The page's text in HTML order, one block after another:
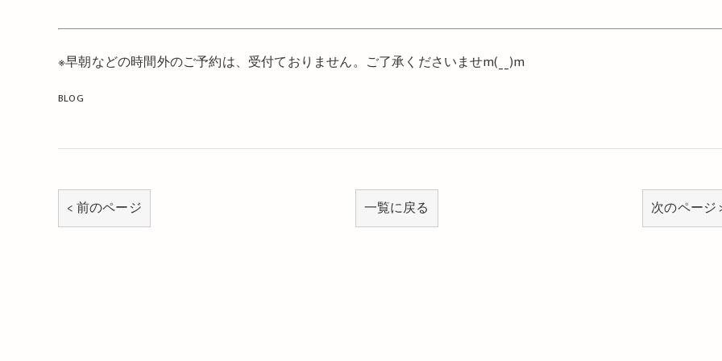
※早朝などの時間外のご予約は、受付ておりません。ご了承くださいませm( )m
BLOG
< 前のページ 一覧に戻る 次のページ